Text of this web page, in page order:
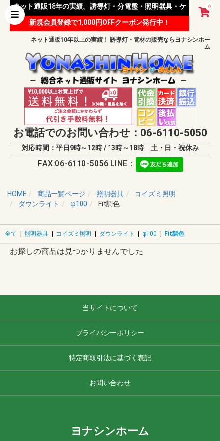
0
ネット通販18年の実績。誘導灯・分電盤・照明器具・ケ
ーブル等 様々な資材を取り扱っています。
新規会員登録で1,000円OFFクーポン発行中！
ネット通販10年以上の実績！ 誘導灯・電材の販売ならヨナシンホー
ム
お電話でのお問い合わせ：06-6110-5050
対応時間：平日9時～12時 / 13時～18時 土・日・祝休み
FAX:06-6110-5056 LINE：
HOME 商品一覧ページ 照明器具
コイズミ照明
ダウンライト
φ100 Fit調色
全て | 照明器具 | コイズミ照明 | ダウンライト | φ100 | Fit調色
お探しの商品は見つかりませんでした
当サイトについて
プライバシーポリシー
特定商取引法に基づく表記
お問い合わせ
ヨナシンホーム